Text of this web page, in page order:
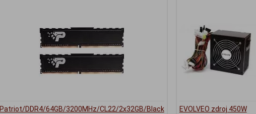
Patriot/DDR4/64GB/3200MHz/CL22/2x32GB/Black EVOLVEO zdroj 450W